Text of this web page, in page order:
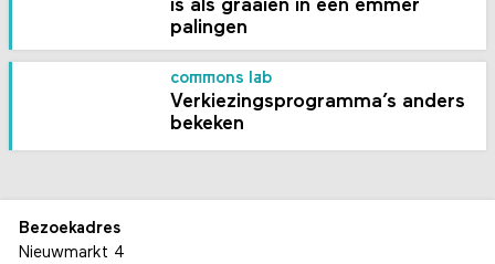
is als graaien in een emmer
palingen
commons lab
Verkiezingsprogramma’s anders
bekeken
Bezoekadres
Nieuwmarkt 4